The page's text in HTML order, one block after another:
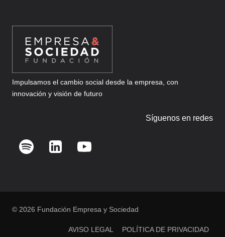
Impulsamos el cambio social desde la empresa, con
innovación y visión de futuro
Síguenos en redes
© 2026 Fundación Empresa y Sociedad
AVISO LEGAL POLÍTICA DE PRIVACIDAD